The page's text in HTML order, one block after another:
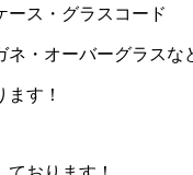
ース・グラスコード
ネ・オーバーグラスな
す！